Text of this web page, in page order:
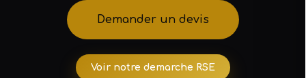
Demander un devis
Voir notre demarche RSE